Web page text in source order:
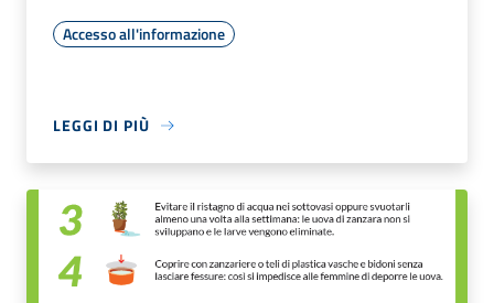
Accesso all'informazione
LEGGI DI PIÙ